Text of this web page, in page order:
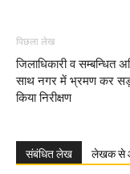
पिछला लेख
जिलाधिकारी व सम्बन्धित
साथ नगर में भ्रमण कर
किया निरीक्षण
संबंधित लेख लेखक से